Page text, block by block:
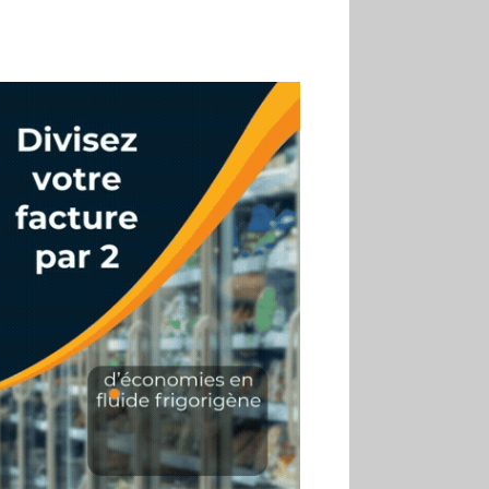
réduire sa consommation
01.07
Aldi Studio lance sa
première collection capsule
inspirée de ses codes
visuels
01.07
Cafom annonce
des résultats semestriels en
hausse, portés par le e-
commerce
30.06
La Sportiva affiche
une croissance solide en
2025